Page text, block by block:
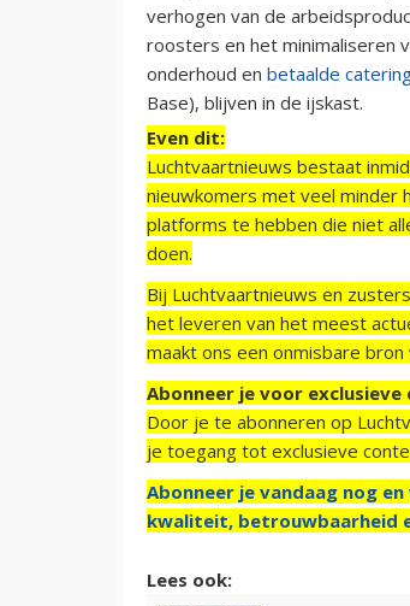
verhogen van de
roosters en het minimaliseren
onderhoud en betaalde
Base), blijven in de ijskast.
Even dit:
Luchtvaartnieuws bestaat
nieuwkomers met veel minder
platforms te hebben die niet
doen.
Bij Luchtvaartnieuws en
het leveren van het meest
maakt ons een onmisbare
Abonneer je voor
Door je te abonneren op
je toegang tot exclusieve
Abonneer je vandaag nog
kwaliteit, betrouwbaarheid
Lees ook: